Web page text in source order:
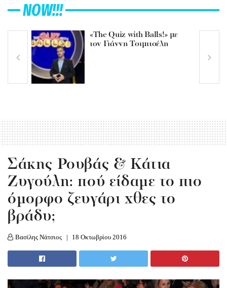
NOW!!!
«The Quiz with Balls!» με
τον Γιάννη Τσιμιτσέλη
Σάκης Ρουβάς & Κάτια
Ζυγούλη: πού είδαμε το πιο
όμορφο ζευγάρι χθες το
βράδυ;
Βασίλης Νάτσιος 18 Οκτωβρίου 2016